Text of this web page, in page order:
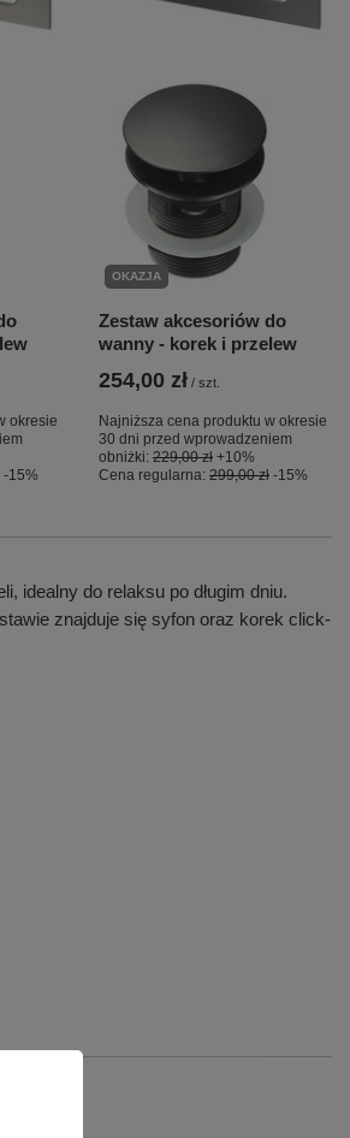
okresie
-15%
OKAZJA
Zestaw akcesoriów do
wanny - korek i przelew
254,00 zł / szt.
Najniższa cena produktu w okresie
30 dni przed wprowadzeniem
obniżki: 229,00 zł +10%
Cena regularna: 299,00 zł -15%
idealny do relaksu po długim dniu.
znajduje się syfon oraz korek click-